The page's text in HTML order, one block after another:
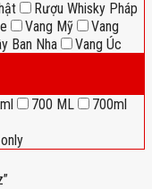
Rượu Whisky Pháp
Vang Mỹ
Vang
Ban Nha Vang Úc
700 ML
700ml